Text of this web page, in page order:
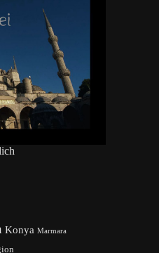
Konya Marmara